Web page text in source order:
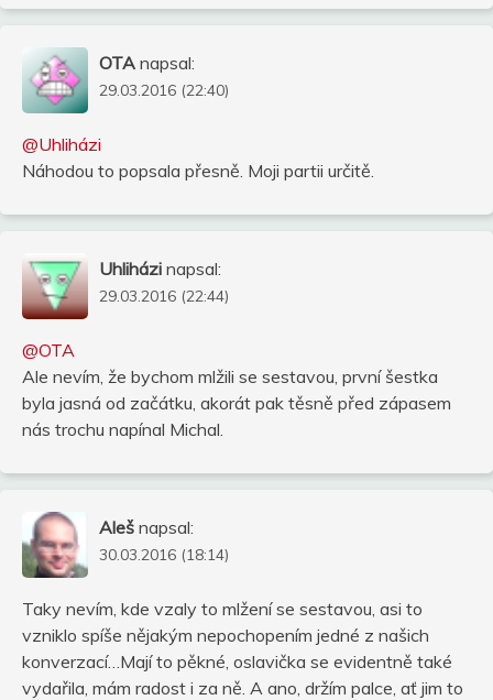
OTA napsal:
29.03.2016 (22:40)
@Uhliházi
Náhodou to popsala přesně. Moji partii určitě.
Uhliházi napsal:
29.03.2016 (22:44)
@OTA
Ale nevím, že bychom mlžili se sestavou, první šestka
byla jasná od začátku, akorát pak těsně před zápasem
nás trochu napínal Michal.
Aleš napsal:
30.03.2016 (18:14)
Taky nevím, kde vzaly to mlžení se sestavou, asi to
vzniklo spíše nějakým nepochopením jedné z našich
konverzací…Mají to pěkné, oslavička se evidentně také
vydařila, mám radost i za ně. A ano, držím palce, ať jim to